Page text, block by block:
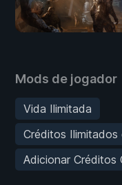
Mods de jogador
Vida Ilimitada
Créditos Ilimitados
Adicionar Créditos